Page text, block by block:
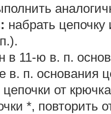
набрать
в 11-ю в. п.
в. п. основания
от
*, повторить